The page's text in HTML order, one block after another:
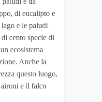
di eucalipto e
e le paludi
cento specie di
ecosistema
Anche la
questo luogo,
e il falco